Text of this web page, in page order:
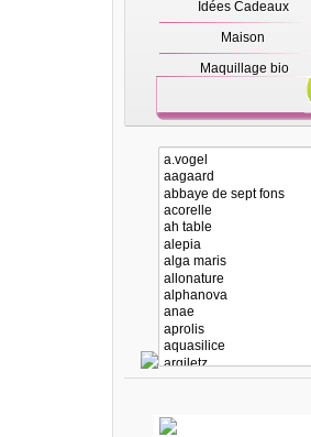
Idées Cadeaux
Maison
Maquillage bio